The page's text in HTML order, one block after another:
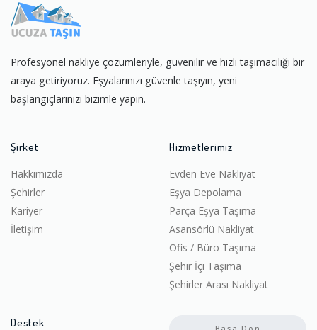
Profesyonel nakliye çözümleriyle, güvenilir ve hızlı taşımacılığı bir
araya getiriyoruz. Eşyalarınızı güvenle taşıyın, yeni
başlangıçlarınızı bizimle yapın.
Şirket
Hakkımızda
Şehirler
Kariyer
İletişim
Hizmetlerimiz
Evden Eve Nakliyat
Eşya Depolama
Parça Eşya Taşıma
Asansörlü Nakliyat
Ofis / Büro Taşıma
Şehir İçi Taşıma
Şehirler Arası Nakliyat
Destek